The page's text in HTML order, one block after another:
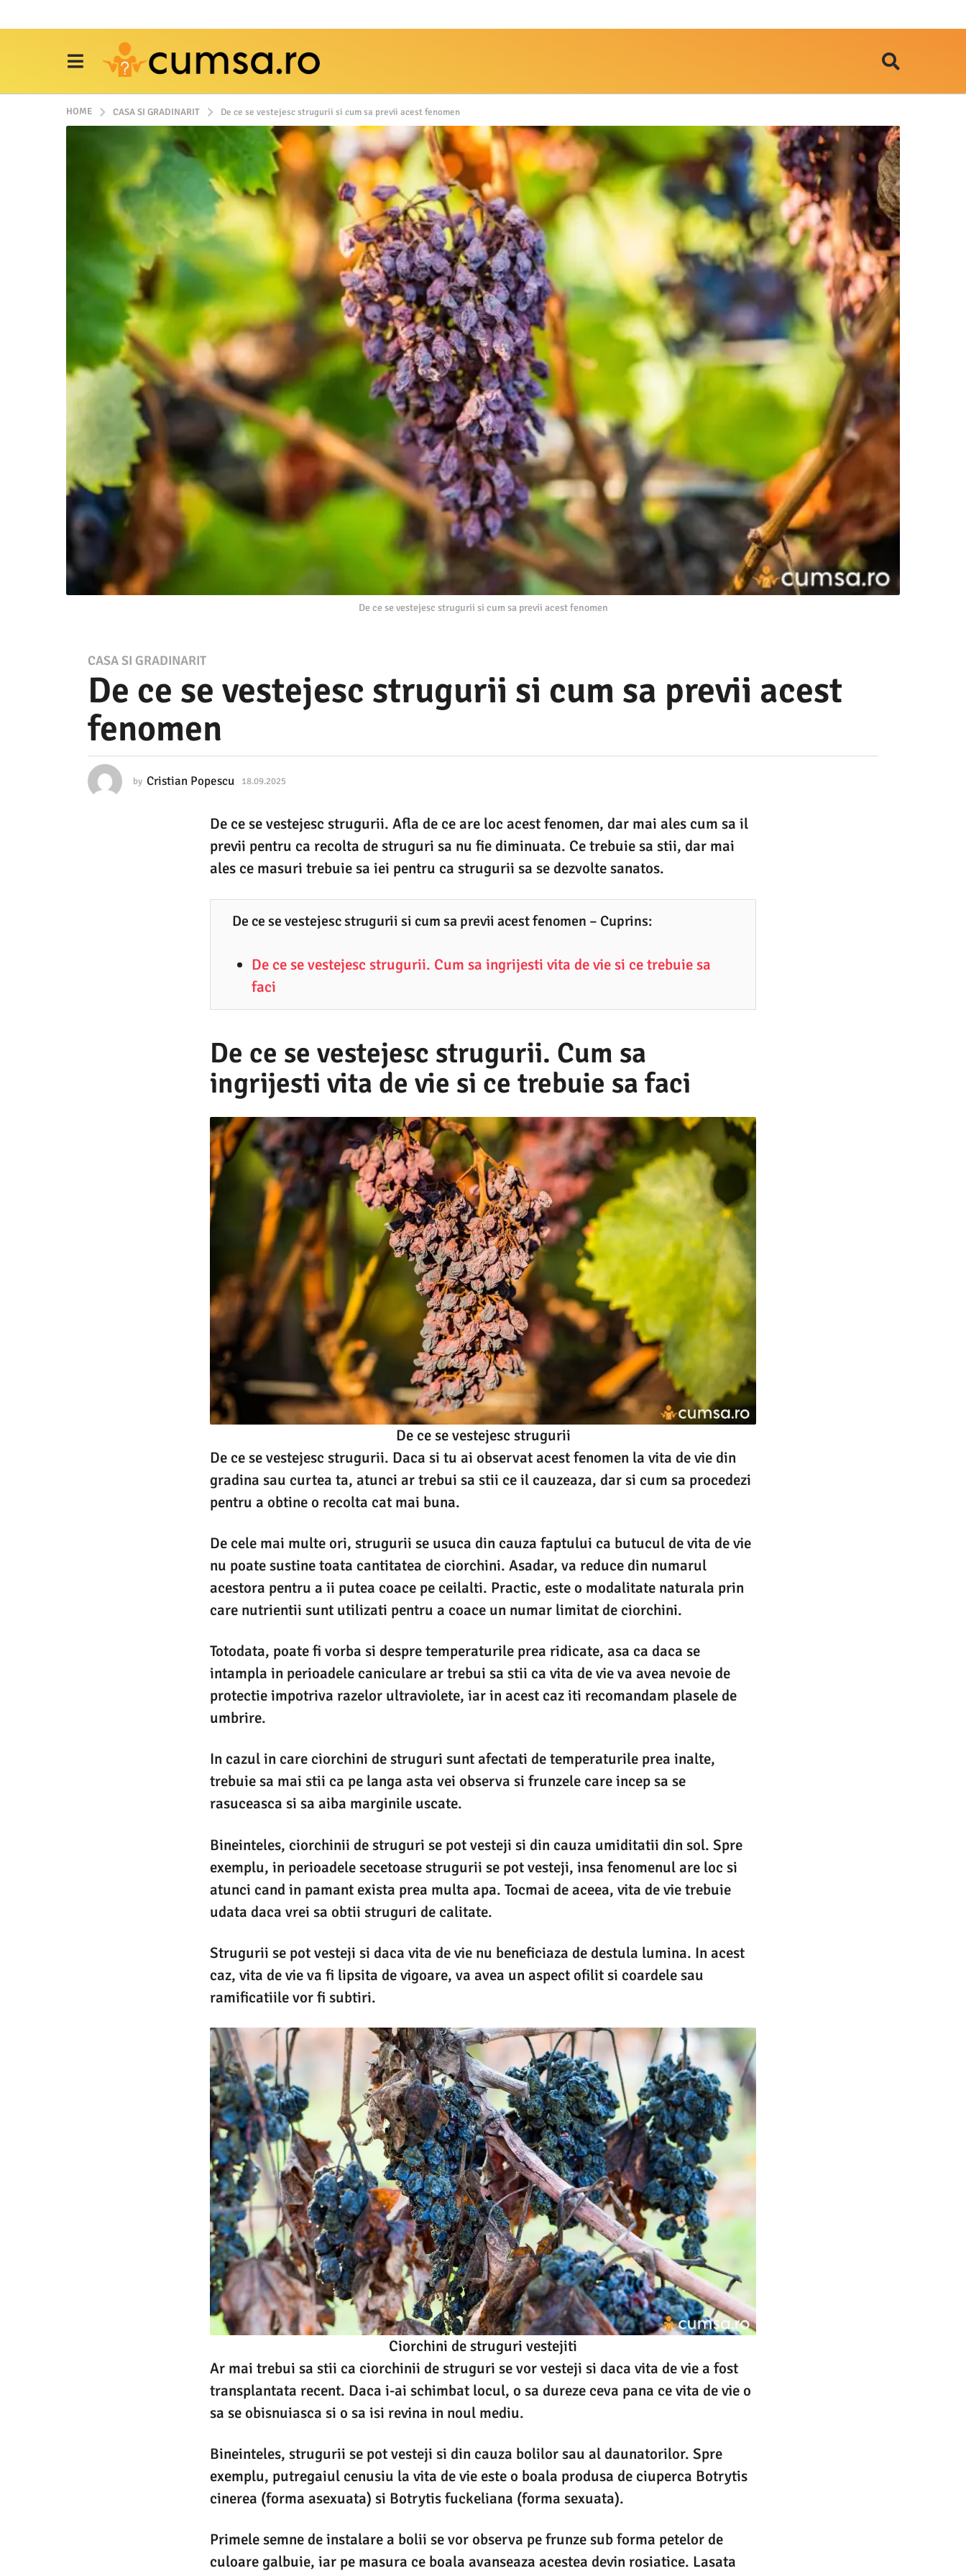
HOME CASA SI GRADINARIT De ce se vestejesc strugurii si cum sa previi acest fenomen
De ce se vestejesc strugurii si cum sa previi acest fenomen
1
8
.
0
.
2
CASA SI GRADINARIT
De ce se vestejesc strugurii si cum sa previi acest
fenomen
by Cristian Popescu 18.09.2025
0
.
2
0
5
De ce se vestejesc strugurii. Afla de ce are loc acest fenomen, dar mai ales cum sa il
previi pentru ca recolta de struguri sa nu fie diminuata. Ce trebuie sa stii, dar mai
ales ce masuri trebuie sa iei pentru ca strugurii sa se dezvolte sanatos.
De ce se vestejesc strugurii si cum sa previi acest fenomen – Cuprins:
De ce se vestejesc strugurii. Cum sa ingrijesti vita de vie si ce trebuie sa
faci
De ce se vestejesc strugurii. Cum sa
ingrijesti vita de vie si ce trebuie sa faci
De ce se vestejesc strugurii
De ce se vestejesc strugurii. Daca si tu ai observat acest fenomen la vita de vie din
gradina sau curtea ta, atunci ar trebui sa stii ce il cauzeaza, dar si cum sa procedezi
pentru a obtine o recolta cat mai buna.
De cele mai multe ori, strugurii se usuca din cauza faptului ca butucul de vita de vie
nu poate sustine toata cantitatea de ciorchini. Asadar, va reduce din numarul
acestora pentru a ii putea coace pe ceilalti. Practic, este o modalitate naturala prin
care nutrientii sunt utilizati pentru a coace un numar limitat de ciorchini.
Totodata, poate fi vorba si despre temperaturile prea ridicate, asa ca daca se
intampla in perioadele caniculare ar trebui sa stii ca vita de vie va avea nevoie de
protectie impotriva razelor ultraviolete, iar in acest caz iti recomandam plasele de
umbrire.
In cazul in care ciorchini de struguri sunt afectati de temperaturile prea inalte,
trebuie sa mai stii ca pe langa asta vei observa si frunzele care incep sa se
rasuceasca si sa aiba marginile uscate.
Bineinteles, ciorchinii de struguri se pot vesteji si din cauza umiditatii din sol. Spre
exemplu, in perioadele secetoase strugurii se pot vesteji, insa fenomenul are loc si
atunci cand in pamant exista prea multa apa. Tocmai de aceea, vita de vie trebuie
udata daca vrei sa obtii struguri de calitate.
Strugurii se pot vesteji si daca vita de vie nu beneficiaza de destula lumina. In acest
caz, vita de vie va fi lipsita de vigoare, va avea un aspect ofilit si coardele sau
ramificatiile vor fi subtiri.
Ciorchini de struguri vestejiti
Ar mai trebui sa stii ca ciorchinii de struguri se vor vesteji si daca vita de vie a fost
transplantata recent. Daca i-ai schimbat locul, o sa dureze ceva pana ce vita de vie o
sa se obisnuiasca si o sa isi revina in noul mediu.
Bineinteles, strugurii se pot vesteji si din cauza bolilor sau al daunatorilor. Spre
exemplu, putregaiul cenusiu la vita de vie este o boala produsa de ciuperca Botrytis
cinerea (forma asexuata) si Botrytis fuckeliana (forma sexuata).
Primele semne de instalare a bolii se vor observa pe frunze sub forma petelor de
culoare galbuie, iar pe masura ce boala avanseaza acestea devin rosiatice. Lasata